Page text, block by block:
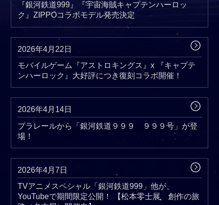
『銀河鉄道999』『宇宙海賊キャプテンハーロッ
ク』ZIPPOコラボモデル発売決定
2026年4月22日
モバイルゲーム『アストロキングス』x 『キャプテ
ンハーロック』大好評につき復刻コラボ開催！
2026年4月14日
プラレールから「銀河鉄道９９９ ９９９号」が登
場！
2026年4月7日
TVアニメスペシャル「銀河鉄道999」他が、
YouTubeで期間限定公開！ 【松本零士展 創作の旅